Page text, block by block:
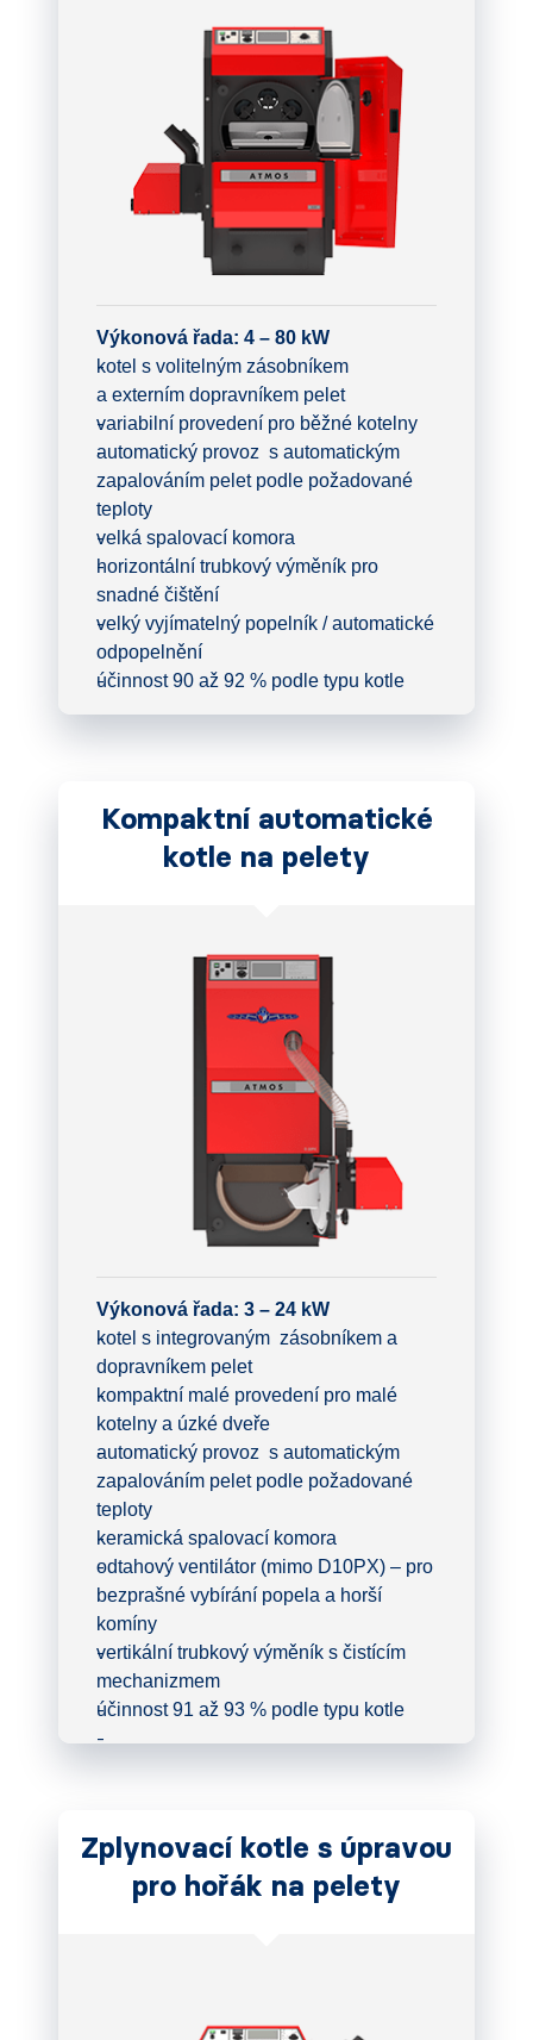
Výkonová řada: 4 – 80 kW
kotel s volitelným zásobníkem
a externím dopravníkem pelet
variabilní provedení pro běžné kotelny
automatický provoz s automatickým
zapalováním pelet podle požadované
teploty
velká spalovací komora
horizontální trubkový výměník pro
snadné čištění
velký vyjímatelný popelník / automatické
odpopelnění
účinnost 90 až 92 % podle typu kotle
Kompaktní automatické
kotle na pelety
Výkonová řada: 3 – 24 kW
kotel s integrovaným zásobníkem a
dopravníkem pelet
kompaktní malé provedení pro malé
kotelny a úzké dveře
automatický provoz s automatickým
zapalováním pelet podle požadované
teploty
keramická spalovací komora
odtahový ventilátor (mimo D10PX) – pro
bezprašné vybírání popela a horší
komíny
vertikální trubkový výměník s čistícím
mechanizmem
účinnost 91 až 93 % podle typu kotle
Zplynovací kotle s úpravou
pro hořák na pelety